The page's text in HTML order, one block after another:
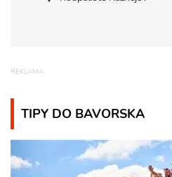
TIPY DO BAVORSKA